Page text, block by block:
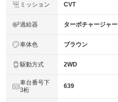
ミッション CVT
過給器 ターボチャージャー
車体色 ブラウン
駆動方式 2WD
車台番号下
3桁
639